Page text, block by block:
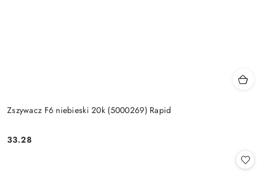
Zszywacz F6 niebieski 20k (5000269) Rapid
Cena:
33.28